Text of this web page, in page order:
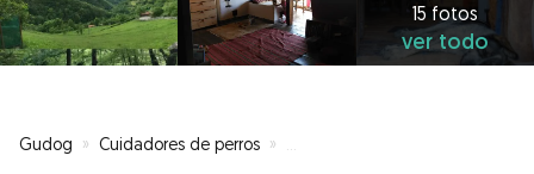
15 fotos
ver todo
Gudog » Cuidadores de perros »